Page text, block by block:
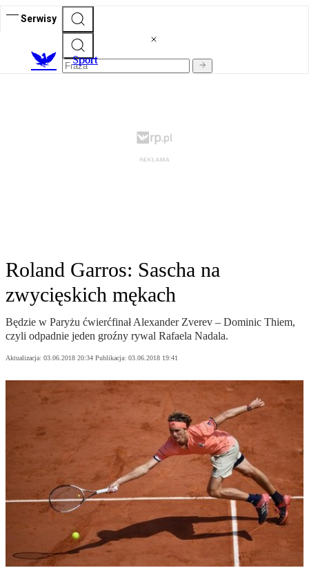
Serwisy
Sport
Roland Garros: Sascha na
zwycięskich mękach
Będzie w Paryżu ćwierćfinał Alexander Zverev – Dominic Thiem,
czyli odpadnie jeden groźny rywal Rafaela Nadala.
Aktualizacja: 03.06.2018 20:34 Publikacja: 03.06.2018 19:41